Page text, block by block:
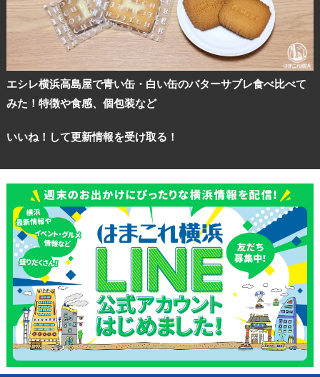
エシレ横浜高島屋で青い缶・白い缶のバターサブレ食べ比べて
みた！特徴や食感、個包装など
いいね！して更新情報を受け取る！
観光ガイド
ランキング
ブログ記事
サイトについて